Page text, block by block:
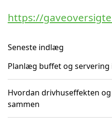
https://
Seneste indlæg
Planlæg buffet og servering
Hvordan drivhuseffekten
sammen